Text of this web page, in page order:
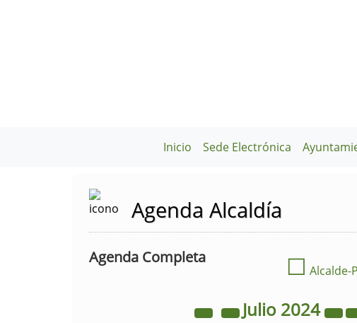
Inicio Sede Electrónica
Agenda Alcaldía
Agenda Completa ☐ Alcalde-
Julio 2024